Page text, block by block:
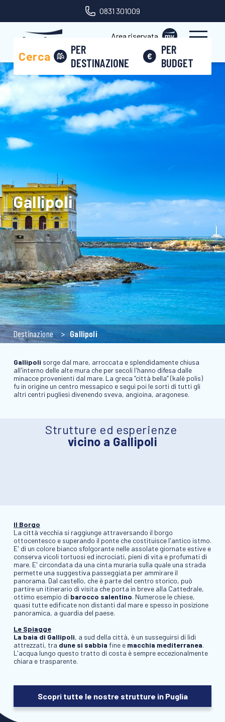
0831 301009
Cerca
PER
DESTINAZIONE
PER
BUDGET
Area riservata
Gallipoli
Destinazione Gallipoli
Gallipoli sorge dal mare, arroccata e splendidamente chiusa
all'interno delle alte mura che per secoli l'hanno difesa dalle
minacce provenienti dal mare. La greca “città bella” (kalè polis)
fu in origine un centro messapico e seguì poi le sorti di tutti gli
altri centri pugliesi divenendo sveva, angioina, aragonese.
Strutture ed esperienze
vicino a Gallipoli
Il Borgo
La città vecchia si raggiunge attraversando il borgo
ottocentesco e superando il ponte che costituisce l'antico istmo.
E' di un colore bianco sfolgorante nelle assolate giornate estive e
conserva vicoli tortuosi ed incrociati, pieni di vita e profumati di
mare. E' circondata da una cinta muraria sulla quale una strada
permette una suggestiva passeggiata per ammirare il
panorama. Dal castello, che è parte del centro storico, può
partire un itinerario di visita che porta in breve alla Cattedrale,
ottimo esempio di barocco salentino. Numerose le chiese,
quasi tutte edificate non distanti dal mare e spesso in posizione
panoramica, a guardia del paese.
Le Spiagge
La baia di Gallipoli, a sud della città, è un susseguirsi di lidi
attrezzati, tra dune si sabbia fine e macchia mediterranea.
L'acqua lungo questo tratto di costa è sempre eccezionalmente
chiara e trasparente.
Scopri tutte le nostre strutture in Puglia